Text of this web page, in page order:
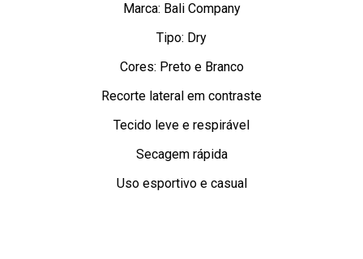
Marca: Bali Company
Tipo: Dry
Cores: Preto e Branco
Recorte lateral em contraste
Tecido leve e respirável
Secagem rápida
Uso esportivo e casual